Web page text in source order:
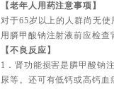
【老年人用药注意事项】
对于65岁以上的人群尚无
用膦甲酸钠注射液前应检查
【不良反应】
1．肾功能损害是膦甲酸钠
尿等。还可有低钙或高钙血